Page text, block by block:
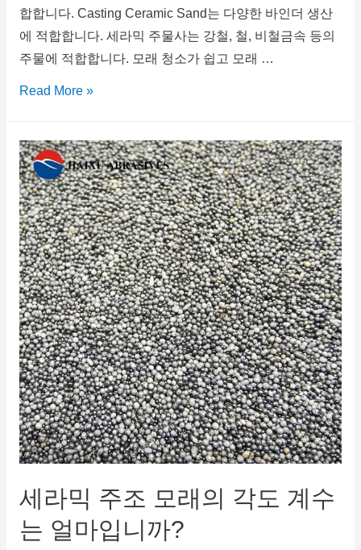
합합니다. Casting Ceramic Sand는 다양한 바인더 생산
에 적합합니다. 세라믹 주물사는 강철, 철, 비철금속 등의
주물에 적합합니다. 모래 청소가 쉽고 모래 …
Read More »
세라믹 주조 모래의 각도 계수
는 얼마입니까?